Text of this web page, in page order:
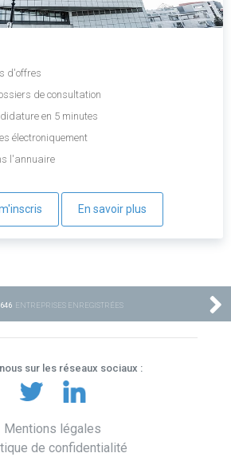
d'offres
de consultation
en 5 minutes
électroniquement
l'annuaire
En savoir plus
ENTREPRISES ENREGISTRÉES
sur les réseaux sociaux :
Mentions légales
de confidentialité